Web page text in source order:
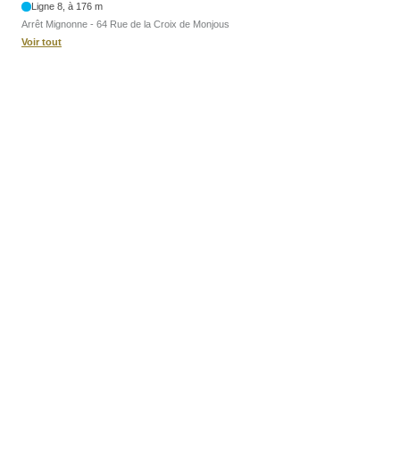
Ligne 8, à 176 m
Arrêt Mignonne - 64 Rue de la Croix de Monjous
Voir tout